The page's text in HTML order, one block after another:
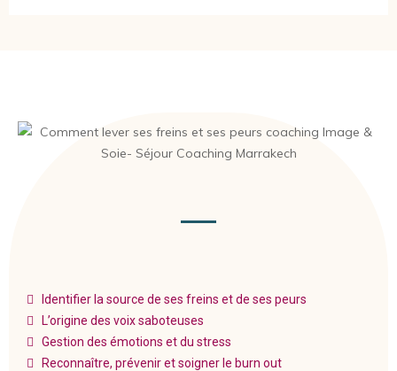
Identifier la source de ses freins et de ses peurs
L’origine des voix saboteuses
Gestion des émotions et du stress
Reconnaître, prévenir et soigner le burn out